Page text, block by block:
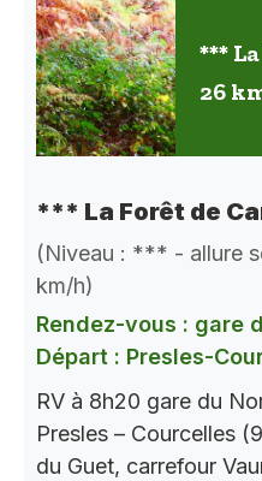
***
26
*** La Forêt de
(Niveau : *** - allure
km/h)
Rendez-vous : gare
Départ : Presles-
RV à 8h20 gare du
Presles – Courcelles
du Guet, carrefour